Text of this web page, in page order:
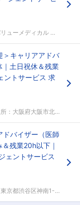
ディカル 本社住所...
＞キャリアアドバ
｜土日祝休＆残業
ントサービス 求
府大阪市北区曽根崎...
ドバイザー（医師
残業20h以下｜
ェントサービス
都渋谷区神南1-18-...